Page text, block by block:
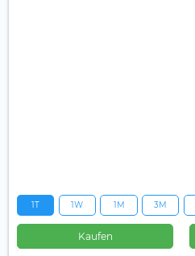
1T 1W 1M 3M
Kaufen